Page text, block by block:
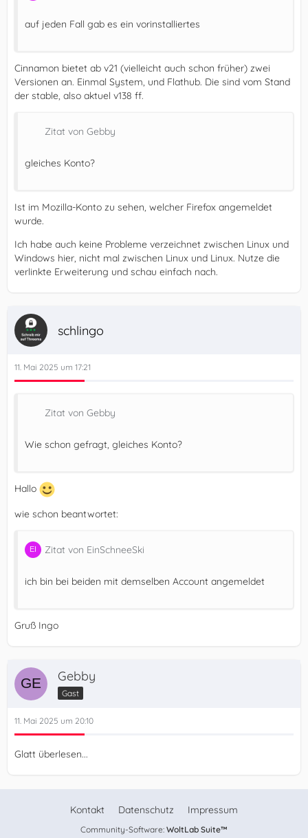
auf jeden Fall gab es ein vorinstalliertes
Cinnamon bietet ab v21 (vielleicht auch schon früher) zwei
Versionen an. Einmal System, und Flathub. Die sind vom Stand
der stable, also aktuel v138 ff.
Zitat von Gebby
gleiches Konto?
Ist im Mozilla-Konto zu sehen, welcher Firefox angemeldet
wurde.
Ich habe auch keine Probleme verzeichnet zwischen Linux und
Windows hier, nicht mal zwischen Linux und Linux. Nutze die
verlinkte Erweiterung und schau einfach nach.
schlingo
11. Mai 2025 um 17:21
Zitat von Gebby
Wie schon gefragt, gleiches Konto?
Hallo
wie schon beantwortet:
Zitat von EinSchneeSki
ich bin bei beiden mit demselben Account angemeldet
Gruß Ingo
Gebby
Gast
11. Mai 2025 um 20:10
Glatt überlesen...
Kontakt Datenschutz Impressum
Community-Software: WoltLab Suite™